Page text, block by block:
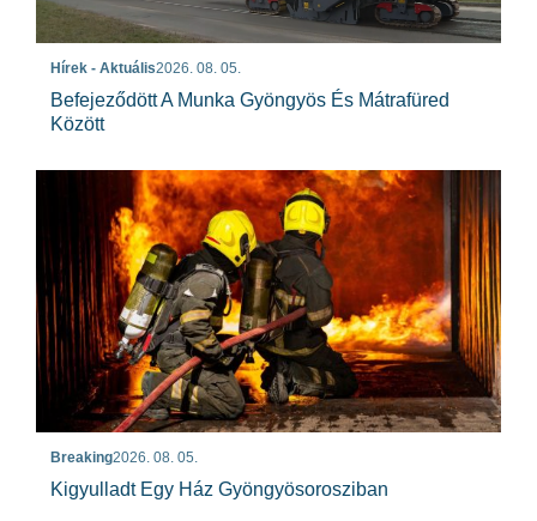
Hírek - Aktuális2026. 08. 05.
Befejeződött A Munka Gyöngyös És Mátrafüred
Között
Breaking2026. 08. 05.
Kigyulladt Egy Ház Gyöngyösorosziban